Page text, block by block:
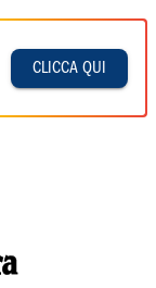
CLICCA QUI